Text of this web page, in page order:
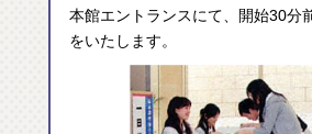
本館エントランスにて、開始30分
をいたします。